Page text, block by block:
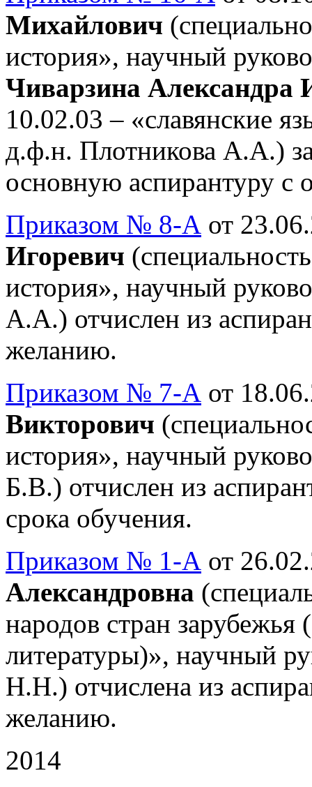
Михайлович
история», научный
Чиварзина Александра
10.02.03 – «славянские
д.ф.н. Плотникова А.А.)
основную аспирантуру с
Приказом № 8-А от
Игоревич
история», научный
А.А.) отчислен из
желанию.
Приказом № 7-А от
Викторович
история», научный
Б.В.) отчислен из
срока обучения.
Приказом № 1-А от
Александровна
народов стран зарубежья
литературы)», научный
Н.Н.) отчислена из
желанию.
2014